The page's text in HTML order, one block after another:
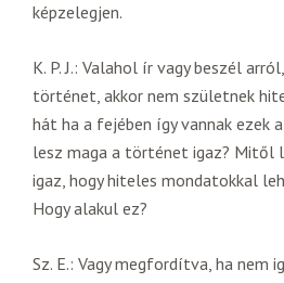
képzelegjen.
K. P. J.: Valahol ír vagy beszél
történet, akkor nem születnek
hát ha a fejében így vannak ezek
lesz maga a történet igaz? Mitől
igaz, hogy hiteles mondatokkal
Hogy alakul ez?
Sz. E.: Vagy megfordítva, ha nem